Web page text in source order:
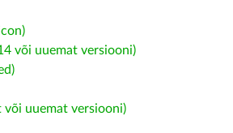
või uuemat versiooni)
või uuemat versiooni)